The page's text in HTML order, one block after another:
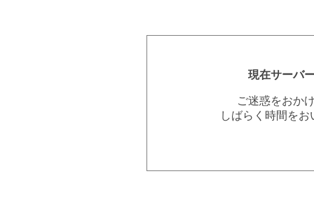
現在サーバ
ご迷惑をおか
しばらく時間を